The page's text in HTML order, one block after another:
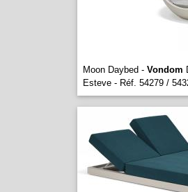
Moon Daybed - Vondom
Esteve - Réf. 54279 /